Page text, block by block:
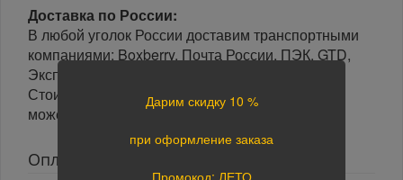
Доставка по России:
В любой уголок России доставим транспортными
компаниями: Boxberry, Почта России, ПЭК, GTD,
Экспресс Авто, Луч, Яндекс.Доставка.
Стоимость доставки в разные регионы России
может отличаться.
Оплата
Дарим скидку 10 %
при оформление заказа
Промокод: ЛЕТО